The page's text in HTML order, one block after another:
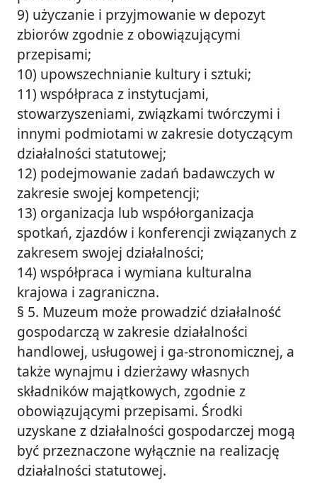
9) użyczanie i przyjmowanie w depozyt
zbiorów zgodnie z obowiązującymi
przepisami;
10) upowszechnianie kultury i sztuki;
11) współpraca z instytucjami,
stowarzyszeniami, związkami twórczymi i
innymi podmiotami w zakresie dotyczącym
działalności statutowej;
12) podejmowanie zadań badawczych w
zakresie swojej kompetencji;
13) organizacja lub współorganizacja
spotkań, zjazdów i konferencji związanych z
zakresem swojej działalności;
14) współpraca i wymiana kulturalna
krajowa i zagraniczna.
§ 5. Muzeum może prowadzić działalność
gospodarczą w zakresie działalności
handlowej, usługowej i ga-stronomicznej, a
także wynajmu i dzierżawy własnych
składników majątkowych, zgodnie z
obowiązującymi przepisami. Środki
uzyskane z działalności gospodarczej mogą
być przeznaczone wyłącznie na realizację
działalności statutowej.